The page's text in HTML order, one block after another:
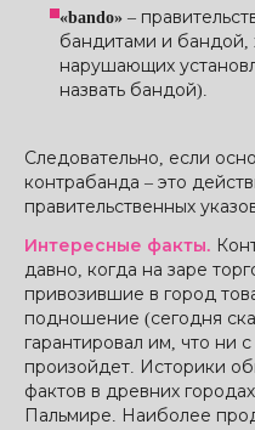
«bando» –
бандитами и бандой,
нарушающих
назвать бандой).
Следовательно, если
контрабанда – это
правительственных
Интересные факты.
давно, когда на заре
привозившие в город
подношение (сегодня
гарантировал им, что ни
произойдет. Историки
фактов в древних
Пальмире. Наиболее